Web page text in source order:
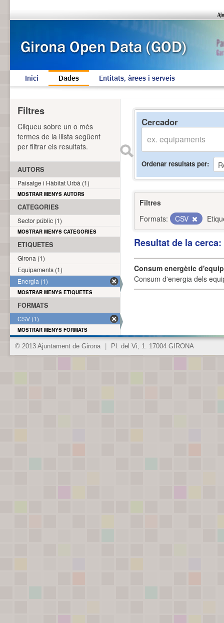
Inici Dades Entitats, àrees i serveis
Cercador
Ordenar resultats per
Filtres
Formats:
CSV
Resultat de la
Consum energètic
Consum d'energia dels
Filtres
Cliqueu sobre un o més
termes de la llista següent
per filtrar els resultats.
AUTORS
Paisatge i Hàbitat Urbà (1)
MOSTRAR MENYS AUTORS
CATEGORIES
Sector públic (1)
MOSTRAR MENYS CATEGORIES
ETIQUETES
Girona (1)
Equipaments (1)
Energia (1)
MOSTRAR MENYS ETIQUETES
FORMATS
CSV (1)
MOSTRAR MENYS FORMATS
© 2013 Ajuntament de Girona Pl. del Vi, 1. 17004 GIRONA